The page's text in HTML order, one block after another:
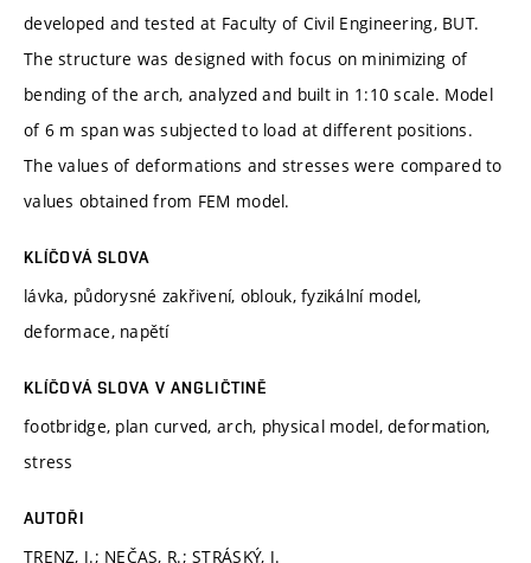
developed and tested at Faculty of Civil Engineering, BUT.
The structure was designed with focus on minimizing of
bending of the arch, analyzed and built in 1:10 scale. Model
of 6 m span was subjected to load at different positions.
The values of deformations and stresses were compared to
values obtained from FEM model.
KLÍČOVÁ SLOVA
lávka, půdorysné zakřivení, oblouk, fyzikální model,
deformace, napětí
KLÍČOVÁ SLOVA V ANGLIČTINĚ
footbridge, plan curved, arch, physical model, deformation,
stress
AUTOŘI
TRENZ, J.; NEČAS, R.; STRÁSKÝ, J.